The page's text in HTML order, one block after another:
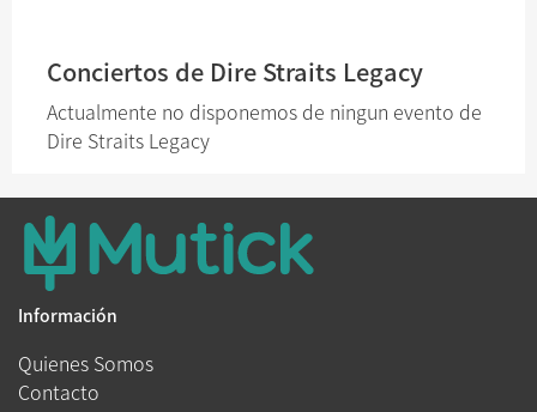
Conciertos de Dire Straits Legacy
Actualmente no disponemos de ningun evento de
Dire Straits Legacy
Información
Quienes Somos
Contacto